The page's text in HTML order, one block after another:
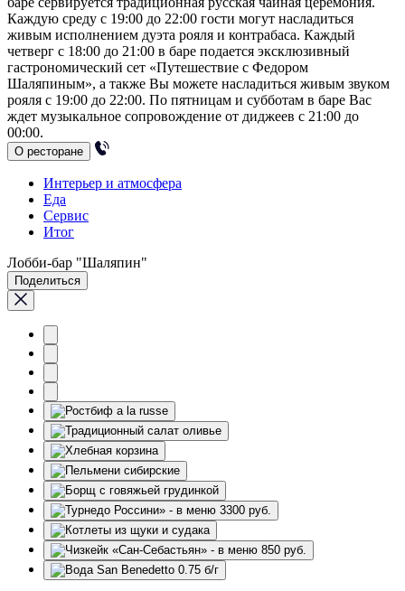
Каждую среду с 19:00 до 22:00 гости могут насладиться
живым исполнением дуэта рояля и контрабаса. Каждый
четверг с 18:00 до 21:00 в баре подается эксклюзивный
гастрономический сет «Путешествие с Федором
Шаляпиным», а также Вы можете насладиться живым звуком
рояля с 19:00 до 22:00. По пятницам и субботам в баре Вас
ждет музыкальное сопровождение от диджеев с 21:00 до
00:00.
О ресторане
Интерьер и атмосфера
Еда
Сервис
Итог
Лобби-бар "Шаляпин"
Поделиться